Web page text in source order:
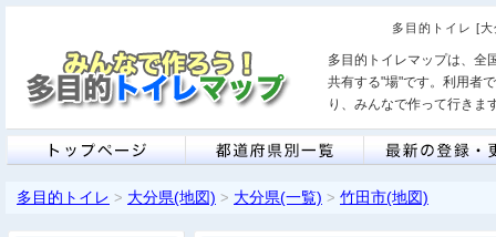
多目的トイレ [
多目的トイレマップは、全
共有する"場"です。利用者
り、みんなで作って行きま
多目的トイレ > 大分県(地図) > 大分県(一覧) > 竹田市(地図)